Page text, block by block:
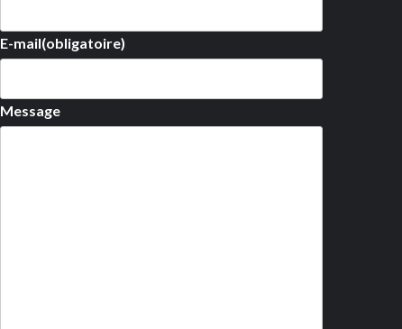
E-mail(obligatoire)
Message